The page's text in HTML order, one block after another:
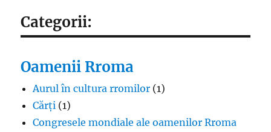
Categorii:
Oamenii Rroma
Aurul în cultura rromilor (1)
Cărți (1)
Congresele mondiale ale oamenilor Rroma